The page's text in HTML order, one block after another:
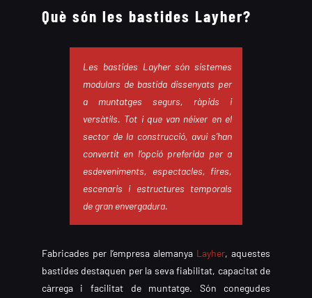
Què són les bastides Layher?
Les bastides Layher són sistemes
modulars de bastida dissenyats per
a muntatges segurs, ràpids i
versàtils. Tot i que van néixer en el
sector de la construcció, avui s’han
convertit en l’opció preferida per a
esdeveniments, espectacles, fires,
escenaris i estructures temporals
de gran envergadura.
Fabricades per l’empresa alemanya Layher, aquestes
bastides destaquen per la seva fiabilitat, capacitat de
càrrega i facilitat de muntatge. Són conegudes